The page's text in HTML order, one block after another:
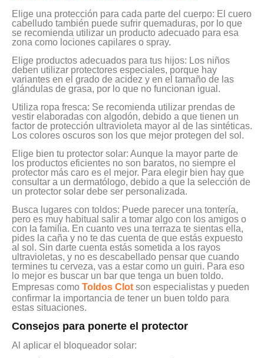
Elige una protección para cada parte del cuerpo: El cuero
cabelludo también puede sufrir quemaduras, por lo que
se recomienda utilizar un producto adecuado para esa
zona como lociones capilares o spray.
Elige productos adecuados para tus hijos: Los niños
deben utilizar protectores especiales, porque hay
variantes en el grado de acidez y en el tamaño de las
glándulas de grasa, por lo que no funcionan igual.
Utiliza ropa fresca: Se recomienda utilizar prendas de
vestir elaboradas con algodón, debido a que tienen un
factor de protección ultravioleta mayor al de las sintéticas.
Los colores oscuros son los que mejor protegen del sol.
Elige bien tu protector solar: Aunque la mayor parte de
los productos eficientes no son baratos, no siempre el
protector más caro es el mejor. Para elegir bien hay que
consultar a un dermatólogo, debido a que la selección de
un protector solar debe ser personalizada.
Busca lugares con toldos: Puede parecer una tontería,
pero es muy habitual salir a tomar algo con los amigos o
con la familia. En cuanto ves una terraza te sientas ella,
pides la caña y no te das cuenta de que estás expuesto
al sol. Sin darte cuenta estás sometida a los rayos
ultravioletas, y no es descabellado pensar que cuando
termines tu cerveza, vas a estar como un guiri. Para eso
lo mejor es buscar un bar que tenga un buen toldo.
Empresas como Toldos Clot son especialistas y pueden
confirmar la importancia de tener un buen toldo para
estas situaciones.
Consejos para ponerte el protector
Al aplicar el bloqueador solar: